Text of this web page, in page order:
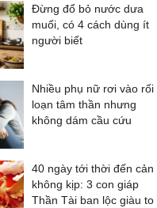
Đừng đổ bỏ nước dưa
muối, có 4 cách dùng ít
người biết
Nhiều phụ nữ rơi vào rối
loạn tâm thần nhưng
không dám cầu cứu
40 ngày tới thời đến cản
không kịp: 3 con giáp
Thần Tài ban lộc giàu to